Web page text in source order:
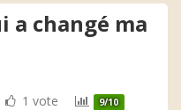
a changé ma
1 vote 9/10